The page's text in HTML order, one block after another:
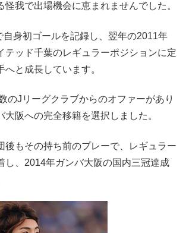
怪我で出場機会に恵まれませんでした。
自身初ゴールを記録し、翌年の2011年
テッド千葉のレギュラーポジションに定
と成長しています。
のJリーグクラブからのオファーがあり
大阪への完全移籍を選択しました。
後もその持ち前のプレーで、レギュラー
し、2014年ガンバ大阪の国内三冠達成